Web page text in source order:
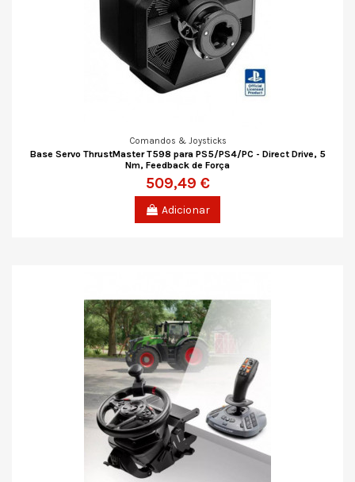
Comandos & Joysticks
Base Servo ThrustMaster T598 para PS5/PS4/PC - Direct Drive, 5
Nm, Feedback de Força
509,49 €
Adicionar